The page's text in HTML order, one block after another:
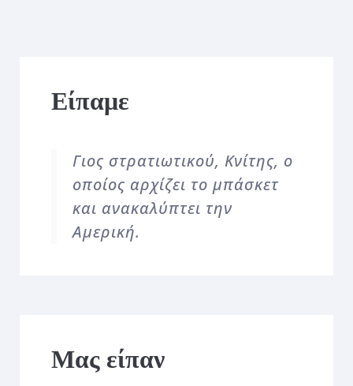
Είπαμε
Γιος στρατιωτικού, Κνίτης, ο
οποίος αρχίζει το μπάσκετ
και ανακαλύπτει την
Αμερική.
Μας είπαν